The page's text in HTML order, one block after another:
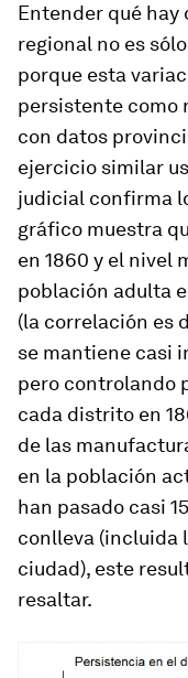
Entender qué hay
regional no es
porque esta
persistente como
con datos
ejercicio similar
judicial confirma
gráfico muestra
en 1860 y el nivel
población adulta
(la correlación es
se mantiene casi
pero controlando
cada distrito en
de las
en la población
han pasado casi
conlleva (incluida
ciudad), este
resaltar.